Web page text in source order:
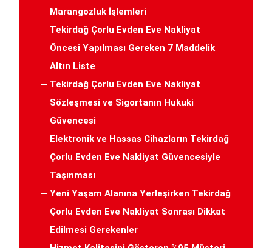
Marangozluk İşlemleri
Tekirdağ Çorlu Evden Eve Nakliyat
Öncesi Yapılması Gereken 7 Maddelik
Altın Liste
Tekirdağ Çorlu Evden Eve Nakliyat
Sözleşmesi ve Sigortanın Hukuki
Güvencesi
Elektronik ve Hassas Cihazların Tekirdağ
Çorlu Evden Eve Nakliyat Güvencesiyle
Taşınması
Yeni Yaşam Alanına Yerleşirken Tekirdağ
Çorlu Evden Eve Nakliyat Sonrası Dikkat
Edilmesi Gerekenler